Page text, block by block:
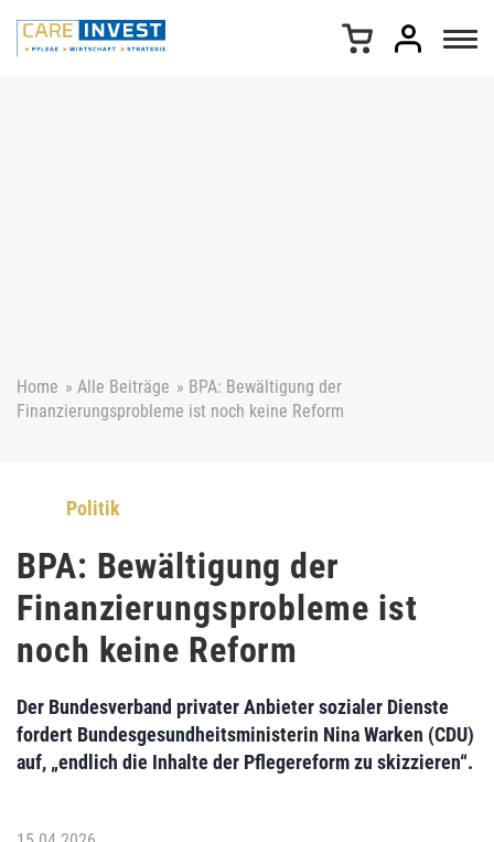
Home » Alle Beiträge » BPA: Bewältigung der
Finanzierungsprobleme ist noch keine Reform
Politik
BPA: Bewältigung der
Finanzierungsprobleme ist
noch keine Reform
Der Bundesverband privater Anbieter sozialer Dienste
fordert Bundesgesundheitsministerin Nina Warken (CDU)
auf, „endlich die Inhalte der Pflegereform zu skizzieren“.